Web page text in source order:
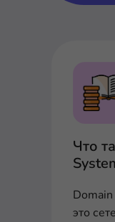
Что
это